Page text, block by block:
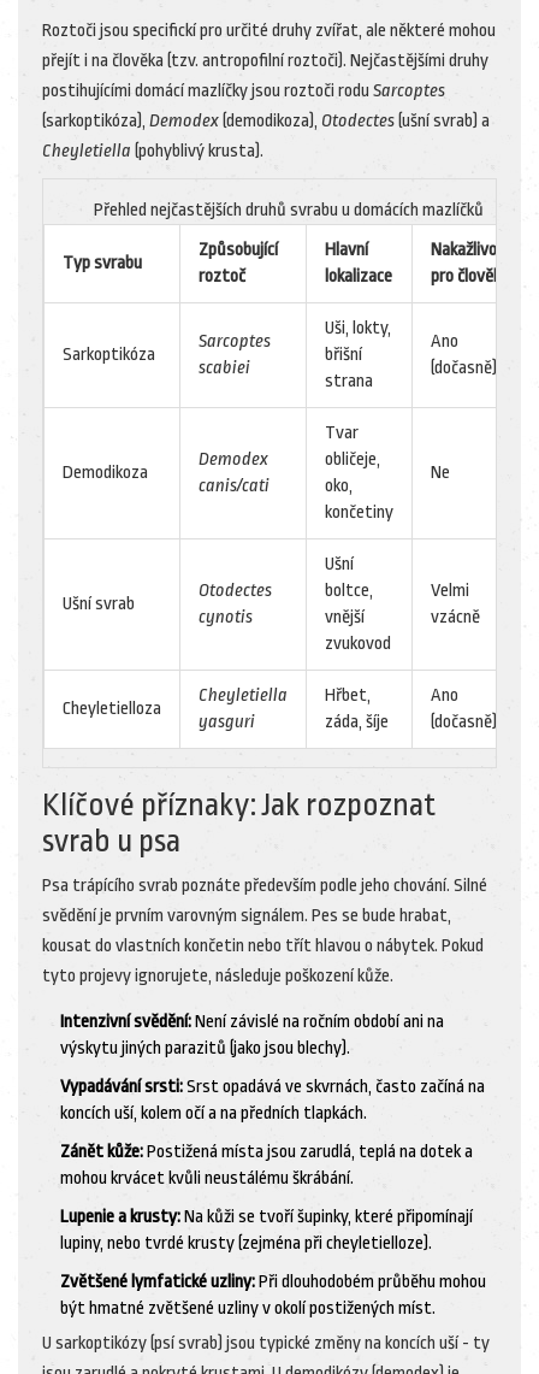
Roztoči jsou specifickí pro určité druhy zvířat, ale některé mohou
přejít i na člověka (tzv. antropofilní roztoči). Nejčastějšími druhy
postihujícími domácí mazlíčky jsou roztoči rodu Sarcoptes
(sarkoptikóza), Demodex (demodikoza), Otodectes (ušní svrab) a
Cheyletiella (pohyblivý krusta).
Přehled nejčastějších druhů svrabu u domácích mazlíčků
Typ svrabu
Způsobující
roztoč
Hlavní
lokalizace
Nakažlivost
pro člověka
Sarkoptikóza
Sarcoptes
scabiei
Uši, lokty,
břišní
strana
Ano
(dočasně)
Demodikoza
Demodex
canis/cati
Tvar
obličeje,
oko,
končetiny
Ne
Ušní svrab
Otodectes
cynotis
Ušní
boltce,
vnější
zvukovod
Velmi
vzácně
Cheyletielloza
Cheyletiella
yasguri
Hřbet,
záda, šíje
Ano
(dočasně)
Klíčové příznaky: Jak rozpoznat
svrab u psa
Psa trápícího svrab poznáte především podle jeho chování. Silné
svědění je prvním varovným signálem. Pes se bude hrabat,
kousat do vlastních končetin nebo třít hlavou o nábytek. Pokud
tyto projevy ignorujete, následuje poškození kůže.
Intenzivní svědění:Není závislé na ročním období ani na
výskytu jiných parazitů (jako jsou blechy).
Vypadávání srsti:Srst opadává ve skvrnách, často začíná na
koncích uší, kolem očí a na předních tlapkách.
Zánět kůže:Postižená místa jsou zarudlá, teplá na dotek a
mohou krvácet kvůli neustálému škrábání.
Lupenie a krusty:Na kůži se tvoří šupinky, které připomínají
lupiny, nebo tvrdé krusty (zejména při cheyletielloze).
Zvětšené lymfatické uzliny:Při dlouhodobém průběhu mohou
být hmatné zvětšené uzliny v okolí postižených míst.
U sarkoptikózy (psí svrab) jsou typické změny na koncích uší - ty